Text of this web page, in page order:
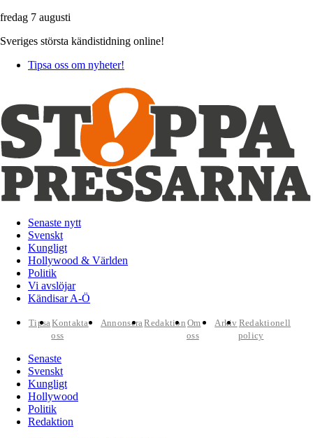
fredag 7 augusti
Sveriges största kändistidning online!
Tipsa oss om nyheter!
Senaste nytt
Svenskt
Kungligt
Hollywood & Världen
Politik
Vi avslöjar
Kändisar A-Ö
TipsaKontakta
oss
AnnonseraRedaktion Om
oss
Arkiv Redaktionell
policy
Senaste
Svenskt
Kungligt
Hollywood
Politik
Redaktion